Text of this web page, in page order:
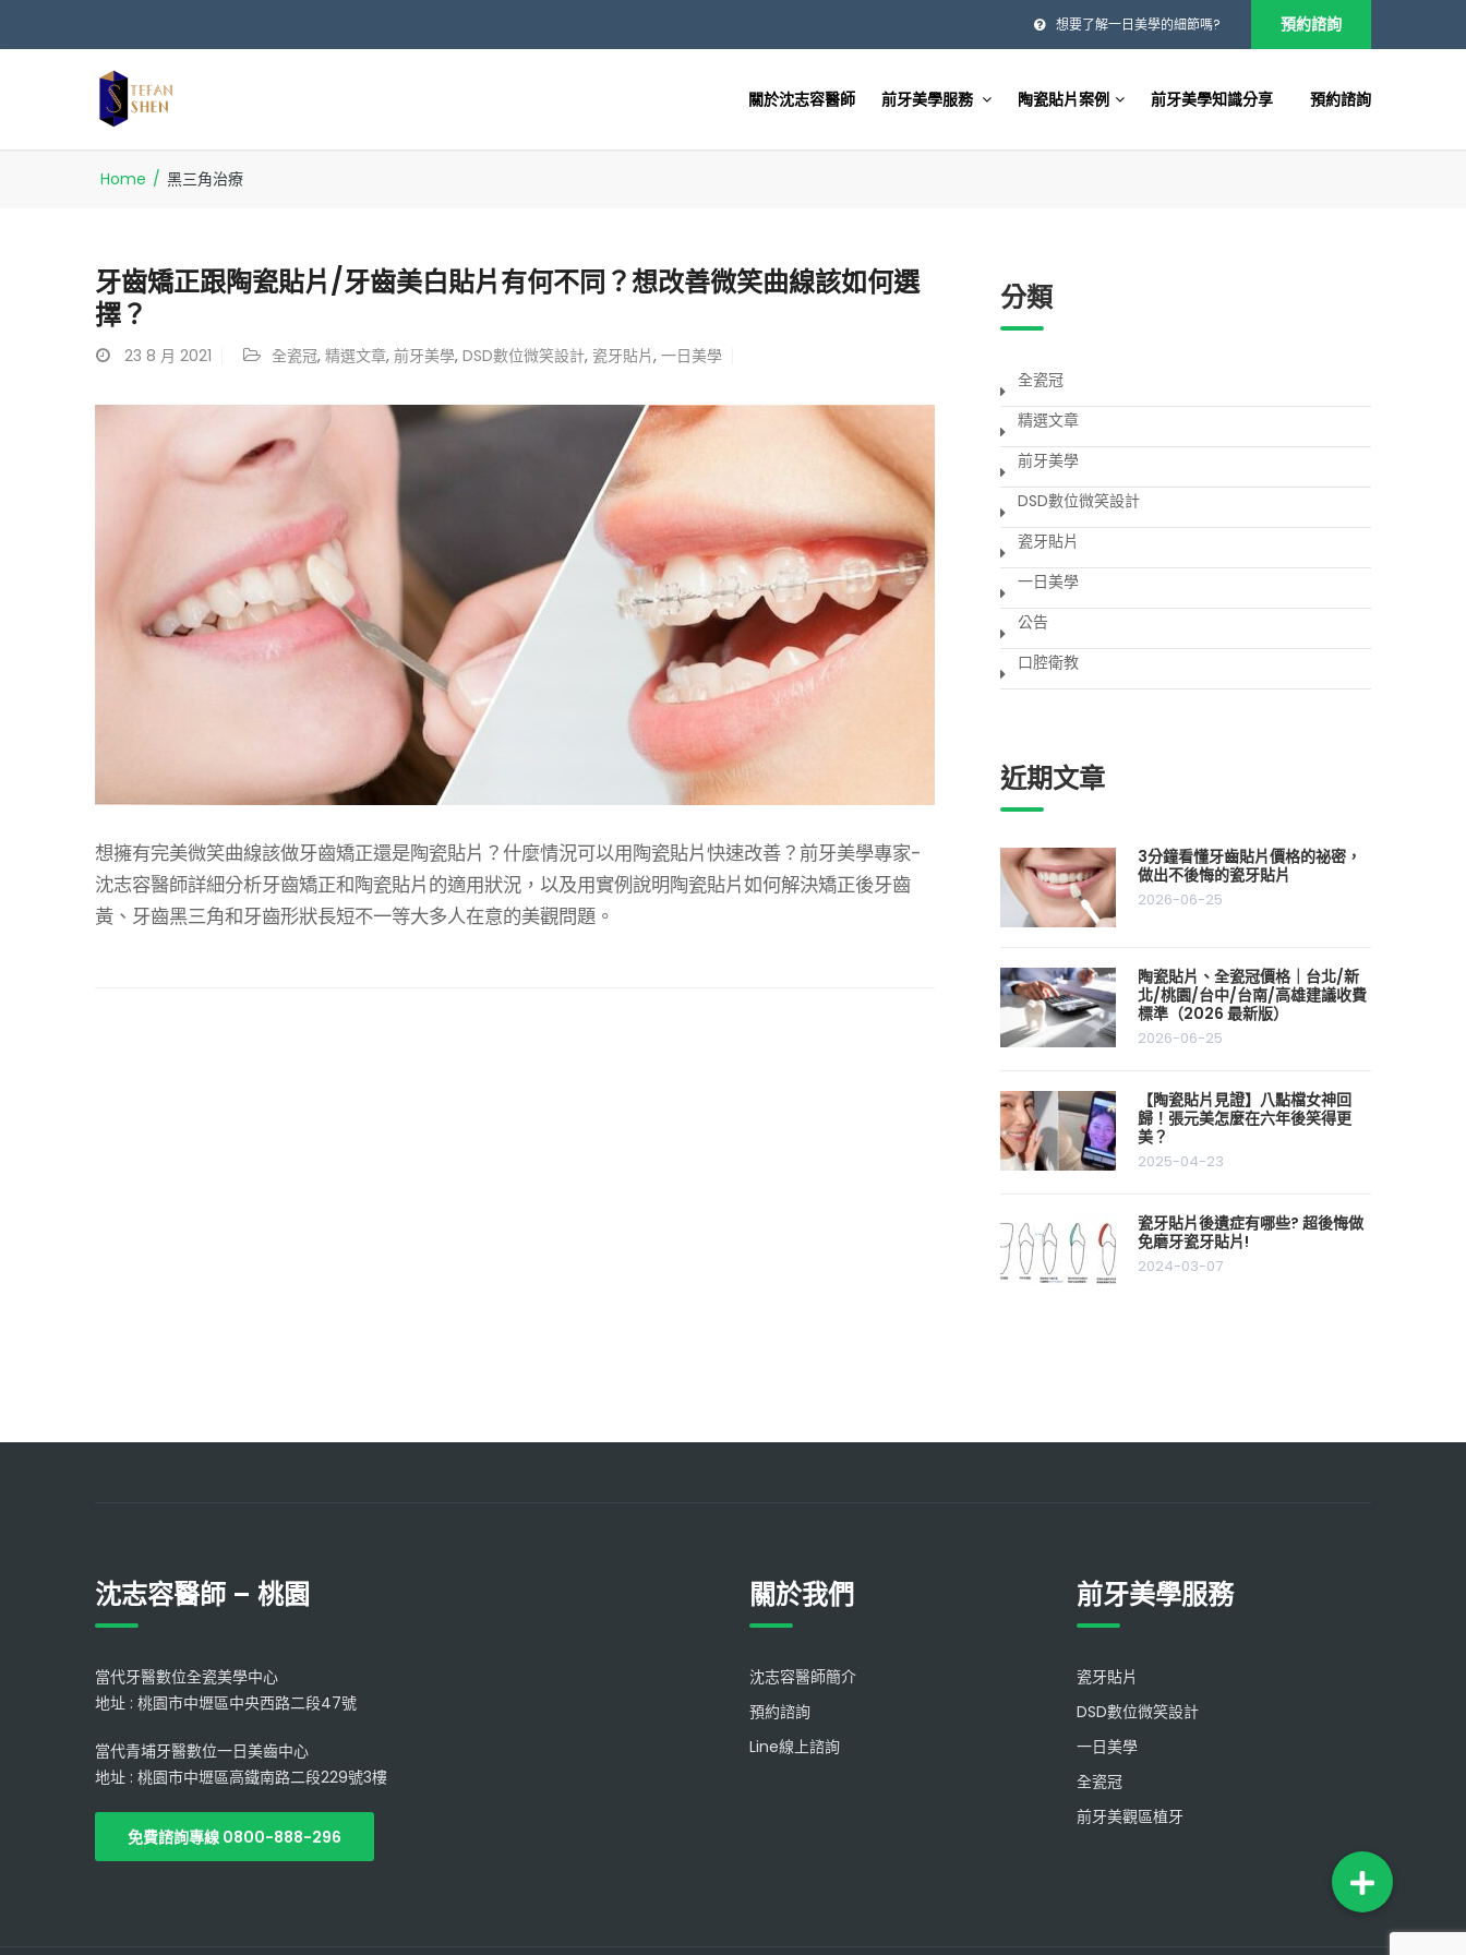
想要了解一日美學的細節嗎? 預約諮詢
關於沈志容醫師 前牙美學服務 陶瓷貼片案例 前牙美學知識分享 預約諮詢
Home / 黑三角治療
牙齒矯正跟陶瓷貼片/牙齒美白貼片有何不同？想改善微笑曲線該如何選
擇？
23 8 月 2021 全瓷冠, 精選文章, 前牙美學, DSD數位微笑設計, 瓷牙貼片, 一日美學
想擁有完美微笑曲線該做牙齒矯正還是陶瓷貼片？什麼情況可以用陶瓷貼片快速改善？前牙美學專家-
沈志容醫師詳細分析牙齒矯正和陶瓷貼片的適用狀況，以及用實例說明陶瓷貼片如何解決矯正後牙齒
黃、牙齒黑三角和牙齒形狀長短不一等大多人在意的美觀問題。
分類
全瓷冠
精選文章
前牙美學
DSD數位微笑設計
瓷牙貼片
一日美學
公告
口腔衛教
近期文章
3分鐘看懂牙齒貼片價格的祕密，
做出不後悔的瓷牙貼片
2026-06-25
陶瓷貼片、全瓷冠價格｜台北/新
北/桃園/台中/台南/高雄建議收費
標準（2026 最新版）
2026-06-25
【陶瓷貼片見證】八點檔女神回
歸！張元美怎麼在六年後笑得更
美？
2025-04-23
瓷牙貼片後遺症有哪些? 超後悔做
免磨牙瓷牙貼片!
2024-03-07
沈志容醫師 – 桃園
當代牙醫數位全瓷美學中心
地址 : 桃園市中壢區中央西路二段47號
當代青埔牙醫數位一日美齒中心
地址 : 桃園市中壢區高鐵南路二段229號3樓
免費諮詢專線 0800-888-296
關於我們
沈志容醫師簡介
預約諮詢
Line線上諮詢
前牙美學服務
瓷牙貼片
DSD數位微笑設計
一日美學
全瓷冠
前牙美觀區植牙